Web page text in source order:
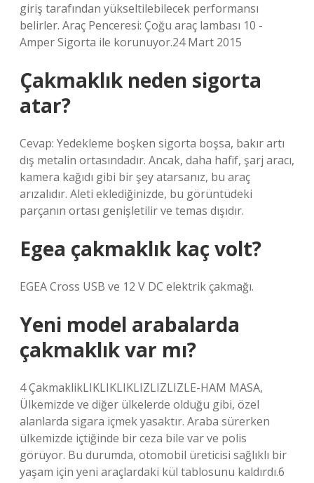
giriş tarafından yükseltilebilecek performansı
belirler. Araç Penceresi: Çoğu araç lambası 10 -
Amper Sigorta ile korunuyor.24 Mart 2015
Çakmaklık neden sigorta
atar?
Cevap: Yedekleme boşken sigorta boşsa, bakır artı
dış metalin ortasındadır. Ancak, daha hafif, şarj aracı,
kamera kağıdı gibi bir şey atarsanız, bu araç
arızalıdır. Aleti eklediğinizde, bu görüntüdeki
parçanın ortası genişletilir ve temas dışıdır.
Egea çakmaklık kaç volt?
EGEA Cross USB ve 12 V DC elektrik çakmağı.
Yeni model arabalarda
çakmaklık var mı?
4 ÇakmaklikLIKLIKLIKLIZLIZLIZLE-HAM MASA,
Ülkemizde ve diğer ülkelerde olduğu gibi, özel
alanlarda sigara içmek yasaktır. Araba sürerken
ülkemizde içtiğinde bir ceza bile var ve polis
görüyor. Bu durumda, otomobil üreticisi sağlıklı bir
yaşam için yeni araçlardaki kül tablosunu kaldırdı.6